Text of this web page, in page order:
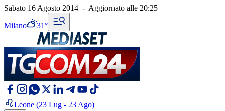
Sabato 16 Agosto 2014 - Aggiornato alle 20:25
Milano 31°
Leone (23 Lug - 23 Ago)